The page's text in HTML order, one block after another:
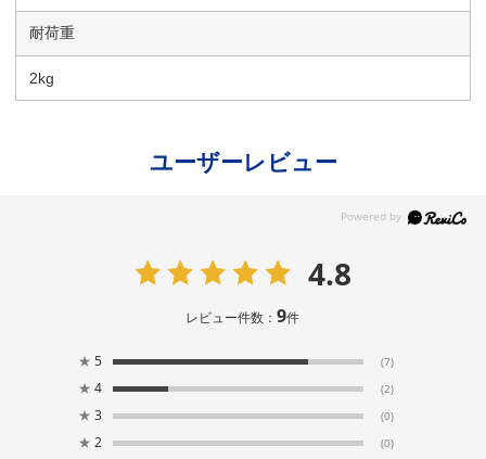
耐荷重
2kg
ユーザーレビュー
4.8
レビュー件数：9件
★ 5 (7)
★ 4 (2)
★ 3 (0)
★ 2 (0)